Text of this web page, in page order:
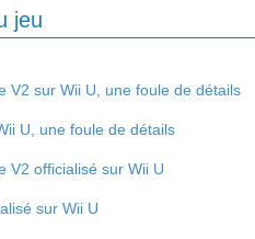
jeu
U, une foule de détails
sur Wii U